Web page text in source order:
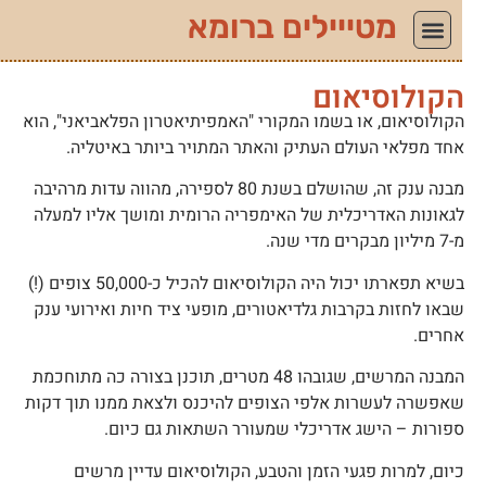
מטייילים ברומא
או בשמו המקורי "האמפיתיאטרון הפלאביאני", הוא
מפלאי העולם העתיק והאתר המתויר ביותר באיטליה.
מבנה ענק זה, שהושלם בשנת 80 לספירה, מהווה עדות מרהיבה
האדריכלית של האימפריה הרומית ומושך אליו למעלה
בשיא תפארתו יכול היה הקולוסיאום להכיל כ-50,000 צופים (!)
לחזות בקרבות גלדיאטורים, מופעי ציד חיות ואירועי ענק
המבנה המרשים, שגובהו 48 מטרים, תוכנן בצורה כה מתוחכמת
לעשרות אלפי הצופים להיכנס ולצאת ממנו תוך דקות
– הישג אדריכלי שמעורר השתאות גם כיום.
למרות פגעי הזמן והטבע, הקולוסיאום עדיין מרשים